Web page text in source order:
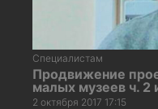
Специалистам
Продвижение
малых музеев ч. 2
2 октября 2017 17:15